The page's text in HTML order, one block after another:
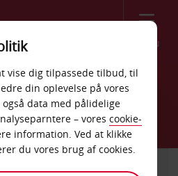
Menu
vise dig tilpassede tilbud, til
din oplevelse på vores
data med pålidelige
– vores cookie-
information. Ved at klikke
du vores brug af cookies.